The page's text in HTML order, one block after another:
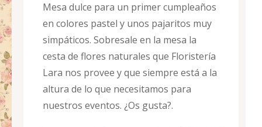
Mesa dulce para un primer cumpleaños
en colores pastel y unos pajaritos muy
simpáticos. Sobresale en la mesa la
cesta de flores naturales que Floristería
Lara nos provee y que siempre está a la
altura de lo que necesitamos para
nuestros eventos. ¿Os gusta?.